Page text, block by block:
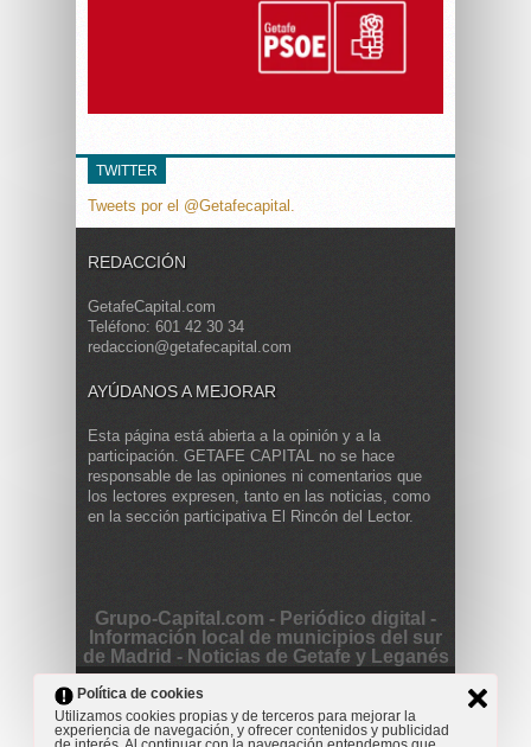
TWITTER
Tweets por el @Getafecapital.
REDACCIÓN
GetafeCapital.com
Teléfono: 601 42 30 34
redaccion@getafecapital.com
AYÚDANOS A MEJORAR
Esta página está abierta a la opinión y a la
participación. GETAFE CAPITAL no se hace
responsable de las opiniones ni comentarios que
los lectores expresen, tanto en las noticias, como
en la sección participativa El Rincón del Lector.
Grupo-Capital.com - Periódico digital -
Información local de municipios del sur
de Madrid - Noticias de Getafe y Leganés
Copyright © 2013 Getafe Capital. Powered by
Project
Opinión Actualidad Cultura Deportes Entrevista
Política de cookies
Utilizamos cookies propias y de terceros para mejorar la
experiencia de navegación, y ofrecer contenidos y publicidad